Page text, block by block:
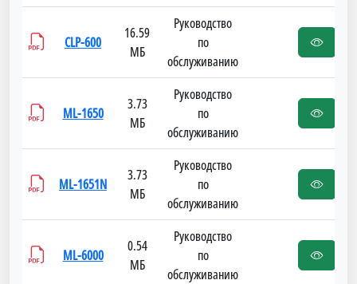
CLP-600
16.59
МБ
Руководство
по
обслуживанию
ML-1650
3.73
МБ
Руководство
по
обслуживанию
ML-1651N
3.73
МБ
Руководство
по
обслуживанию
ML-6000
0.54
МБ
Руководство
по
обслуживанию